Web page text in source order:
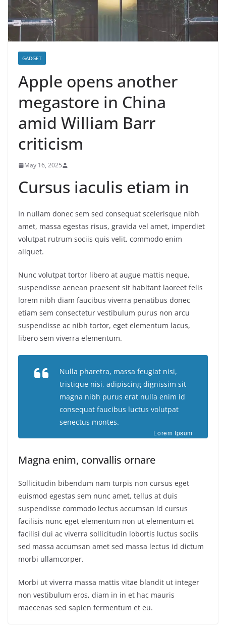
GADGET
Apple opens another
megastore in China
amid William Barr
criticism
May 16, 2025
Cursus iaculis etiam in
In nullam donec sem sed consequat scelerisque nibh
amet, massa egestas risus, gravida vel amet, imperdiet
volutpat rutrum sociis quis velit, commodo enim
aliquet.
Nunc volutpat tortor libero at augue mattis neque,
suspendisse aenean praesent sit habitant laoreet felis
lorem nibh diam faucibus viverra penatibus donec
etiam sem consectetur vestibulum purus non arcu
suspendisse ac nibh tortor, eget elementum lacus,
libero sem viverra elementum.
Nulla pharetra, massa feugiat nisi,
tristique nisi, adipiscing dignissim sit
magna nibh purus erat nulla enim id
consequat faucibus luctus volutpat
senectus montes.
Lorem Ipsum
Magna enim, convallis ornare
Sollicitudin bibendum nam turpis non cursus eget
euismod egestas sem nunc amet, tellus at duis
suspendisse commodo lectus accumsan id cursus
facilisis nunc eget elementum non ut elementum et
facilisi dui ac viverra sollicitudin lobortis luctus sociis
sed massa accumsan amet sed massa lectus id dictum
morbi ullamcorper.
Morbi ut viverra massa mattis vitae blandit ut integer
non vestibulum eros, diam in in et hac mauris
maecenas sed sapien fermentum et eu.